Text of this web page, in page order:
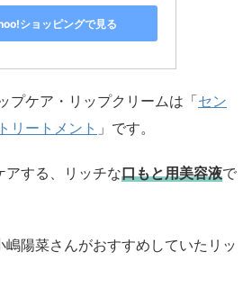
ショッピングで見る
プケア・リップクリームは「セン
リートメント 」です。
アする、リッチな口もと用美容液で
嶋陽菜さんがおすすめしていたリッ